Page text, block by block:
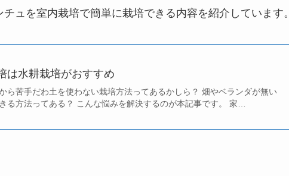
ュを室内栽培で簡単に栽培できる内容を紹介しています。
は水耕栽培がおすすめ
ら苦手だわ土を使わない栽培方法ってあるかしら？ 畑やベランダが無い
る方法ってある？ こんな悩みを解決するのが本記事です。 家…